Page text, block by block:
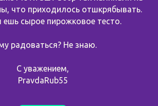
что приходилось отшкрябывать.
ешь сырое пирожковое тесто.
радоваться? Не знаю.
С уважением,
PravdaRub55